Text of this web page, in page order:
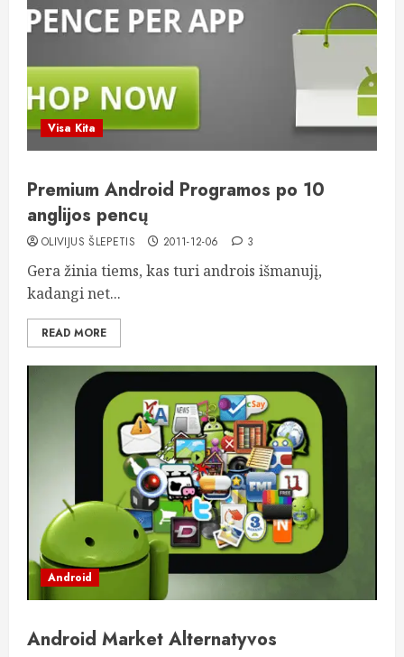
Visa Kita
Premium Android Programos po 10
anglijos pencų
OLIVIJUS ŠLEPETIS 2011-12-06 3
Gera žinia tiems, kas turi androis išmanujį,
kadangi net...
READ MORE
Android
Android Market Alternatyvos